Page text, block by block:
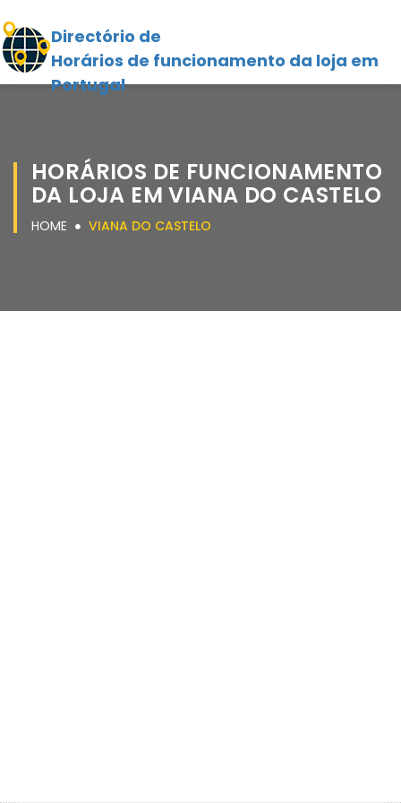
Directório de
Horários de funcionamento da loja em
Portugal
HORÁRIOS DE FUNCIONAMENTO
DA LOJA EM VIANA DO CASTELO
HOME VIANA DO CASTELO